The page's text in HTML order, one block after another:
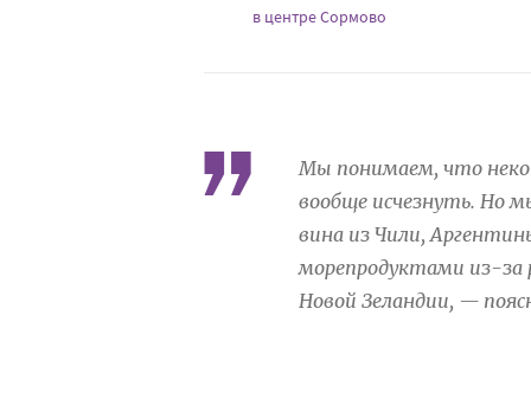
в центре Сормово
Мы понимаем, что
вообще исчезнуть. Но
вина из Чили,
морепродуктами из-за
Новой Зеландии, —